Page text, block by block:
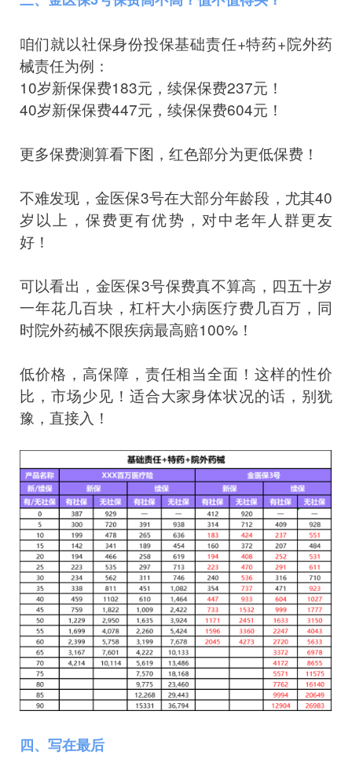
咱们就以社保身份投保基础责任+特药+院外药
械责任为例：
10岁新保保费183元，续保保费237元！
40岁新保保费447元，续保保费604元！
更多保费测算看下图，红色部分为更低保费！
不难发现，金医保3号在大部分年龄段，尤其40
岁以上，保费更有优势，对中老年人群更友
好！
可以看出，金医保3号保费真不算高，四五十岁
一年花几百块，杠杆大小病医疗费几百万，同
时院外药械不限疾病最高赔100%！
低价格，高保障，责任相当全面！这样的性价
比，市场少见！适合大家身体状况的话，别犹
豫，直接入！
四、写在最后